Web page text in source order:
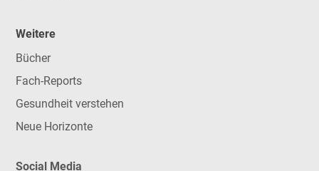
Weitere
Bücher
Fach-Reports
Gesundheit verstehen
Neue Horizonte
Social Media